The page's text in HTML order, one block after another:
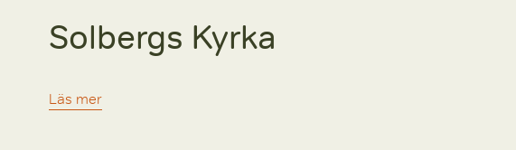
Solbergs Kyrka
Läs mer